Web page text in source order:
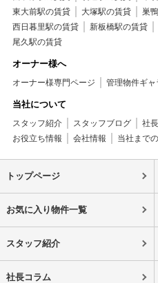
東大前駅の賃貸
大塚駅の賃貸 巣
西日暮里駅の賃貸
新板橋駅の賃貸
尾久駅の賃貸
オーナー様へ
オーナー様専門ページ 管理物件ギャ
当社について
スタッフ紹介 スタッフブログ 社
お役立ち情報
会社情報 当社まで
トップページ
お気に入り物件一覧
スタッフ紹介
社長コラム